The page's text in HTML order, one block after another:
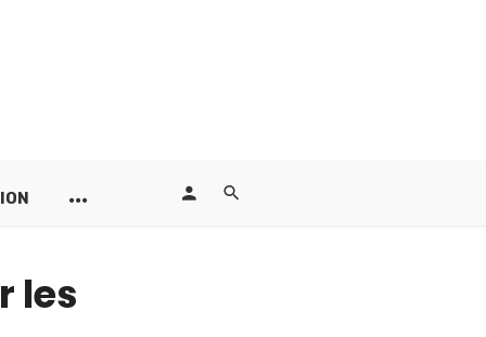
les